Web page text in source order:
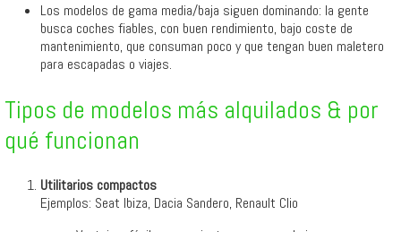
Los modelos de gama media/baja siguen dominando: la gente
busca coches fiables, con buen rendimiento, bajo coste de
mantenimiento, que consuman poco y que tengan buen maletero
para escapadas o viajes.
Tipos de modelos más alquilados & por
qué funcionan
Utilitarios compactos
Ejemplos: Seat Ibiza, Dacia Sandero, Renault Clio